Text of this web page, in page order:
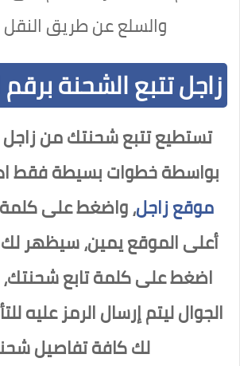
والسلع عن طريق النقل
زاجل تتبع الشحنة
تستطيع تتبع شحنتك من زاجل
بواسطة خطوات بسيطة فقط
موقع زاجل، واضغط على
أعلى الموقع يمين، سيظهر لك
اضغط على كلمة تابع
الجوال ليتم إرسال الرمز عليه
لك كافة تفاصيل